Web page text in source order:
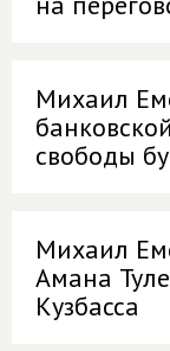
Михаил
свободы
Михаил
Амана
Кузбасса